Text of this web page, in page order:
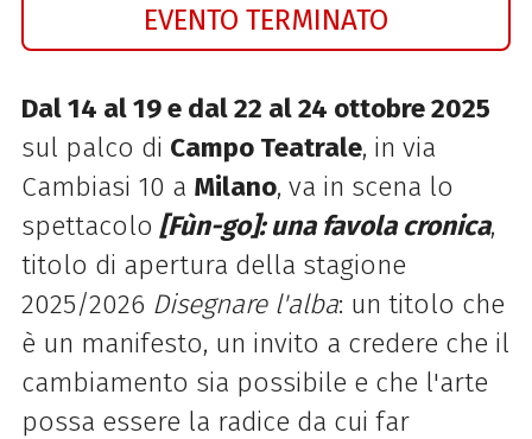
EVENTO TERMINATO
Dal 14 al 19 e dal 22 al 24 ottobre 2025
sul palco di Campo Teatrale, in via
Cambiasi 10 a Milano, va in scena lo
spettacolo [Fùn-go]: una favola cronica,
titolo di apertura della stagione
2025/2026 Disegnare l'alba: un titolo che
è un manifesto, un invito a credere che il
cambiamento sia possibile e che l'arte
possa essere la radice da cui far